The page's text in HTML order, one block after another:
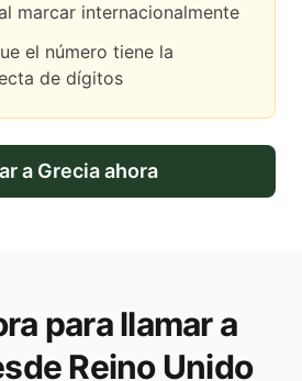
marcar internacionalmente
el número tiene la
de dígitos
a Greciaahora
para llamar a
Reino Unido